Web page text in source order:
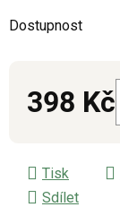
hvězdiček.
Dostupnost
398 Kč
Tisk
Sdílet